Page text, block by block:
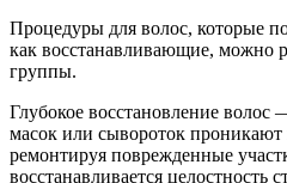
Процедуры для волос, которые
как восстанавливающие, можно
группы.
Глубокое восстановление
масок или сывороток проникают
ремонтируя поврежденные
восстанавливается целостность